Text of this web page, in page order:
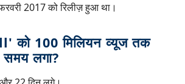
2017 को रिलीज़ हुआ था।
को 100 मिलियन व्यूज तक
लगा?